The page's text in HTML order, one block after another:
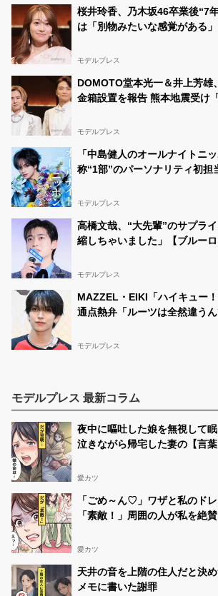
［公式］せなぴ🍓👑☆ふるふぃすたぁ☆
@stepup7s
05/
🍓中一ミスコン🍓 5/18(土)・21(火)・24(金)は ミ
Yell投票︎︎ᕷ·͜· ︎︎ 下のURLから↓ せなぴを探して、せ
票お願いします(*' ')*, ,)"
［公式］せなぴ🍓👑☆ふるふぃすたぁ☆
@stepup7s
05/
／ﾟY(๑°口°๑)ﾟ＼ ⤵⤵⤵応援お願いします(*' ')*, ,)''
https://t.co/CfLrjBxiO2 #中一ミスコン
https://t.co/BUR2PE5KSE
［公式］せなぴ🍓👑☆ふるふぃすたぁ☆
@stepup7s
05/19
KING踊ってみた₍˄·͈༝·͈˄₎◞ ̑̑︎︎ᕷ·͜· ︎︎
［公式］せなぴ🍓👑☆ふるふぃすたぁ☆
@stepup7s
05/
(⊃д⊂)ｺﾝﾆﾁ･･･∩･д･∩ ﾜｧｰ𖤐 ̖́- せなぴさんに投票
ミスコン https://t.co/CfLrjBxiO2
@stepup7s
05/
🍓中一ミスコン🍓 5月16～26日21:59まで この
ポスト数＆引用数が１位でファイナリストにな
桜井玲香、乃木坂46卒業後“7
は「別物みたいな感覚がある
モデルプレス
DOMOTO堂本光一＆井上芳雄
金箱設置を報告 熊本地震受け
モデルプレス
「中島健人のオールナイトニ
称“1部”のパーソナリティ初担
モデルプレス
高橋文哉、“大先輩”のサプラ
縮しちゃいました」【ブルーロ
モデルプレス
MAZZEL・EIKI「ハイキュー
通点熱弁「ルーツは全然違うん
モデルプレス
モデルプレス 最新コラム
夜中に嘔吐した娘を無視して
泣きながら帰宅した妻の【言
愛カツ
「ごめ～ん♡」ワザと私のド
「素敵！」周囲の人が私を絶
愛カツ
天井の音を上階の住人だと決
メモに書いた謝罪